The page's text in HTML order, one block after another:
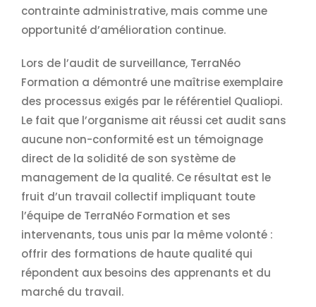
contrainte administrative, mais comme une
opportunité d’amélioration continue.
Lors de l’audit de surveillance, TerraNéo
Formation a démontré une maîtrise exemplaire
des processus exigés par le référentiel Qualiopi.
Le fait que l’organisme ait réussi cet audit sans
aucune non-conformité est un témoignage
direct de la solidité de son système de
management de la qualité. Ce résultat est le
fruit d’un travail collectif impliquant toute
l’équipe de TerraNéo Formation et ses
intervenants, tous unis par la même volonté :
offrir des formations de haute qualité qui
répondent aux besoins des apprenants et du
marché du travail.